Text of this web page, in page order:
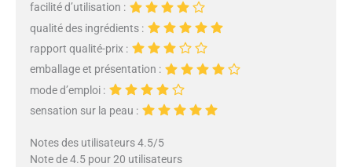
facilité d’utilisation :
qualité des ingrédients :
rapport qualité-prix :
emballage et présentation :
mode d’emploi :
sensation sur la peau :
Notes des utilisateurs 4.5/5
Note de 4.5 pour 20 utilisateurs